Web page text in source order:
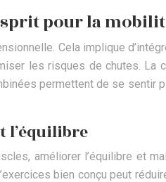
pour la
Cela implique
les risques de chutes.
permettent de se
l’équilibre
améliorer l’équilibre et
bien conçu peut